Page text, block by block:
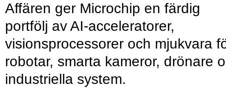
Affären ger Microchip en färdig
portfölj av AI-acceleratorer,
visionsprocessorer och mjukvara
robotar, smarta kameror, drönare
industriella system.